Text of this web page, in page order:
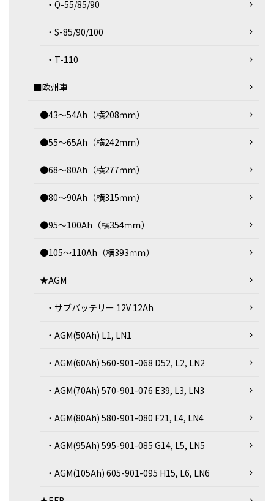
・Q-55/85/90
・S-85/90/100
・T-110
■欧州車
●43～54Ah（横208ｍｍ）
●55～65Ah（横242ｍｍ）
●68～80Ah（横277ｍｍ）
●80～90Ah（横315ｍｍ）
●95～100Ah（横354ｍｍ）
●105～110Ah（横393ｍｍ）
★AGM
・サブバッテリー 12V 12Ah
・AGM(50Ah) L1, LN1
・AGM(60Ah) 560-901-068 D52, L2, LN2
・AGM(70Ah) 570-901-076 E39, L3, LN3
・AGM(80Ah) 580-901-080 F21, L4, LN4
・AGM(95Ah) 595-901-085 G14, L5, LN5
・AGM(105Ah) 605-901-095 H15, L6, LN6